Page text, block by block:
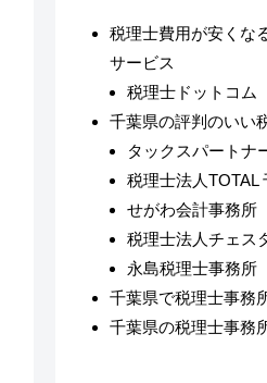
税理士費用が安くな
サービス
税理士ドットコム
千葉県の評判のいい
タックスパートナ
税理士法人TOTAL
せがわ会計事務所
税理士法人チェス
永島税理士事務所
千葉県で税理士事務
千葉県の税理士事務